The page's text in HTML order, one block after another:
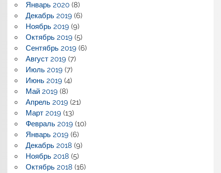
Январь 2020(8)
Декабрь 2019(6)
Ноябрь 2019(9)
Октябрь 2019(5)
Сентябрь 2019(6)
Август 2019(7)
Июль 2019(7)
Июнь 2019(4)
Май 2019(8)
Апрель 2019(21)
Март 2019(13)
Февраль 2019(10)
Январь 2019(6)
Декабрь 2018 (9)
Ноябрь 2018 (5)
Октябрь 2018 (16)